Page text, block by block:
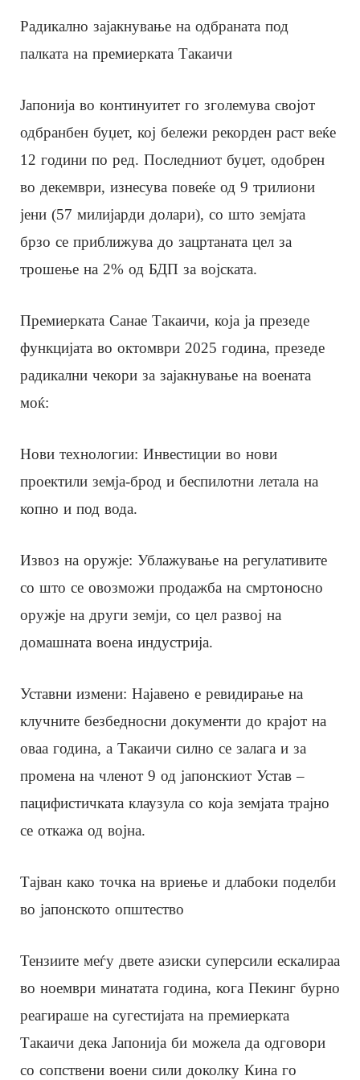
Радикално зајакнување на одбраната под
палката на премиерката Такаичи
Јапонија во континуитет го зголемува својот
одбранбен буџет, кој бележи рекорден раст веќе
12 години по ред. Последниот буџет, одобрен
во декември, изнесува повеќе од 9 трилиони
јени (57 милијарди долари), со што земјата
брзо се приближува до зацртаната цел за
трошење на 2% од БДП за војската.
Премиерката Санае Такаичи, која ја презеде
функцијата во октомври 2025 година, презеде
радикални чекори за зајакнување на воената
моќ:
Нови технологии: Инвестиции во нови
проектили земја-брод и беспилотни летала на
копно и под вода.
Извоз на оружје: Ублажување на регулативите
со што се овозможи продажба на смртоносно
оружје на други земји, со цел развој на
домашната воена индустрија.
Уставни измени: Најавено е ревидирање на
клучните безбедносни документи до крајот на
оваа година, а Такаичи силно се залага и за
промена на членот 9 од јапонскиот Устав –
пацифистичката клаузула со која земјата трајно
се откажа од војна.
Тајван како точка на вриење и длабоки поделби
во јапонското општество
Тензиите меѓу двете азиски суперсили ескалираа
во ноември минатата година, кога Пекинг бурно
реагираше на сугестијата на премиерката
Такаичи дека Јапонија би можела да одговори
со сопствени воени сили доколку Кина го